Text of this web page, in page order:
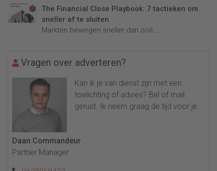
The Financial Close Playbook: 7 tactieken om
sneller af te sluiten
Markten bewegen sneller dan ooit....
Vragen over adverteren?
Kan ik je van dienst zijn met een
toelichting of advies? Bel of mail
gerust. Ik neem graag de tijd voor je.
Daan Commandeur
Partner Manager